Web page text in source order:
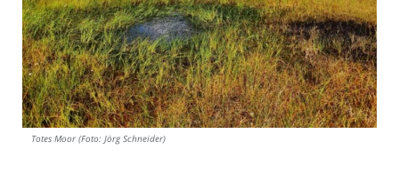
Totes Moor (Foto: Jörg Schneider)